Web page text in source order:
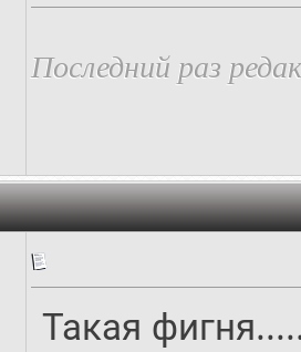
Последний раз
Такая